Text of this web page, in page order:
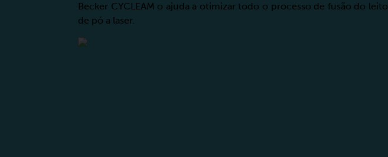
Becker CYCLEAM o ajuda a otimizar todo o processo de fusão do leito
de pó a laser.